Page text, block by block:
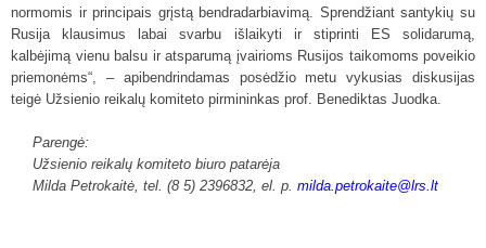
normomis ir principais grįstą bendradarbiavimą. Sprendžiant santykių su
Rusija klausimus labai svarbu išlaikyti ir stiprinti ES solidarumą,
kalbėjimą vienu balsu ir atsparumą įvairioms Rusijos taikomoms poveikio
priemonėms“, – apibendrindamas posėdžio metu vykusias diskusijas
teigė Užsienio reikalų komiteto pirmininkas prof. Benediktas Juodka.
Parengė:
Užsienio reikalų komiteto biuro patarėja
Milda Petrokaitė, tel. (8 5) 2396832, el. p. milda.petrokaite@lrs.lt